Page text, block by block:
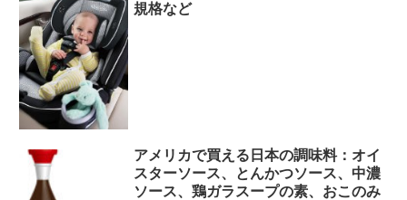
規格など
アメリカで買える日本の調味料：オイ
スターソース、とんかつソース、中濃
ソース、鶏ガラスープの素、おこのみ